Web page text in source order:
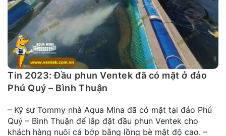
đặt
Quy
định
Blog
chia
sẻ
hệ
Tin 2023: Đầu phun Ventek đã có mặt ở đảo
Phú Quý – Bình Thuận
– Kỹ sư Tommy nhà Aqua Mina đã có mặt tại đảo Phú
Quý – Bình Thuận để lắp đặt đầu phun Ventek cho
khách hàng nuôi cá bớp bằng lồng bè mật độ cao. –